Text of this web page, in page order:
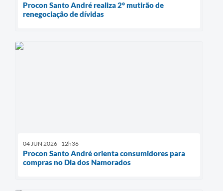
Procon Santo André realiza 2° mutirão de
renegociação de dívidas
04 JUN 2026 - 12h36
Procon Santo André orienta consumidores para
compras no Dia dos Namorados